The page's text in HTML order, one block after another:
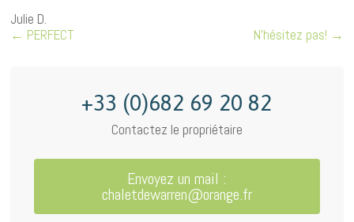
Julie D.
← PERFECT N’hésitez pas! →
+33 (0)682 69 20 82
Contactez le propriétaire
Envoyez un mail :
chaletdewarren@orange.fr